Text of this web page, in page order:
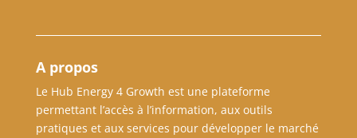
A propos
Le Hub Energy 4 Growth est une plateforme
permettant l’accès à l’information, aux outils
pratiques et aux services pour développer le marché